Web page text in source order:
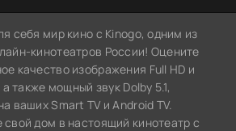
себя мир кино с Kinogo, одним из
кинотеатров России! Оцените
качество изображения Full HD и
также мощный звук Dolby 5.1,
ваших Smart TV и Android TV.
свой дом в настоящий кинотеатр с